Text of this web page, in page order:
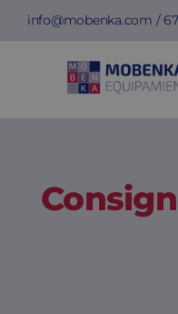
Saltar
contenido
info@mobenka.com /
Bancos